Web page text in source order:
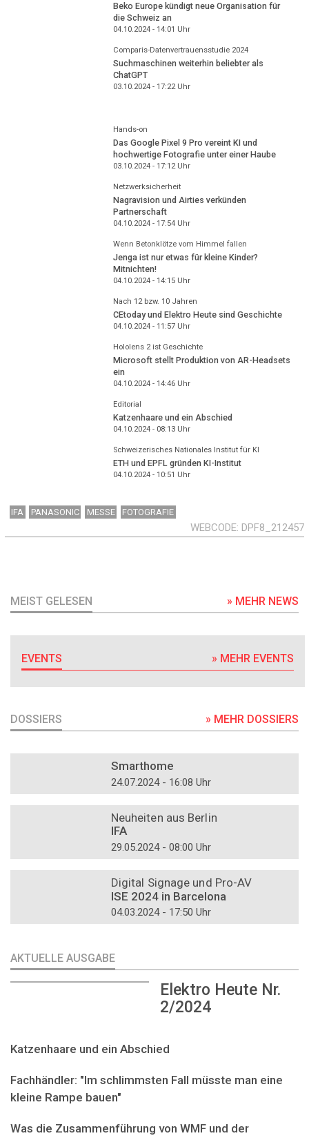
Beko Europe kündigt neue Organisation für
die Schweiz an
04.10.2024 - 14:01 Uhr
Comparis-Datenvertrauensstudie 2024
Suchmaschinen weiterhin beliebter als
ChatGPT
03.10.2024 - 17:22Uhr
Hands-on
Das Google Pixel 9 Pro vereint KI und
hochwertige Fotografie unter einer Haube
03.10.2024 - 17:12Uhr
Netzwerksicherheit
Nagravision und Airties verkünden
Partnerschaft
04.10.2024 - 17:54Uhr
Wenn Betonklötze vom Himmel fallen
Jenga ist nur etwas für kleine Kinder?
Mitnichten!
04.10.2024 - 14:15Uhr
Nach 12 bzw. 10 Jahren
CEtoday und Elektro Heute sind Geschichte
04.10.2024 - 11:57Uhr
Hololens 2 ist Geschichte
Microsoft stellt Produktion von AR-Headsets
ein
04.10.2024 - 14:46Uhr
Editorial
Katzenhaare und ein Abschied
04.10.2024 - 08:13Uhr
Schweizerisches Nationales Institut für KI
ETH und EPFL gründen KI-Institut
04.10.2024 - 10:51 Uhr
IFA PANASONIC MESSE FOTOGRAFIE
WEBCODE DPF8_212457
MEIST GELESEN » MEHR NEWS
EVENTS » MEHR EVENTS
DOSSIERS » MEHR DOSSIERS
Smarthome
24.07.2024 - 16:08 Uhr
Neuheiten aus Berlin
IFA
29.05.2024 - 08:00 Uhr
Digital Signage und Pro-AV
ISE 2024 in Barcelona
04.03.2024 - 17:50 Uhr
AKTUELLE AUSGABE
Elektro Heute Nr.
2/2024
Katzenhaare und ein Abschied
Fachhändler: "Im schlimmsten Fall müsste man eine
kleine Rampe bauen"
Was die Zusammenführung von WMF und der